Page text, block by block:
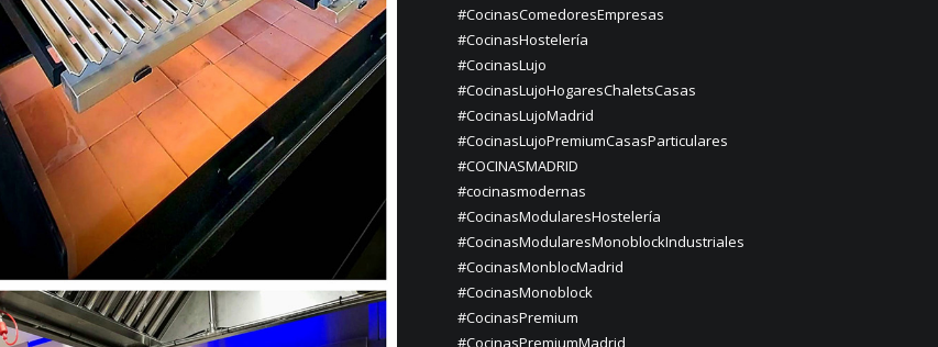
#CocinasComedoresEmpresas
#CocinasHostelería
#CocinasLujo
#CocinasLujoHogaresChaletsCasas
#CocinasLujoMadrid
#CocinasLujoPremiumCasasParticulares
#COCINASMADRID
#cocinasmodernas
#CocinasModularesHostelería
#CocinasModularesMonoblockIndustriales
#CocinasMonblocMadrid
#CocinasMonoblock
#CocinasPremium
#CocinasPremiumMadrid